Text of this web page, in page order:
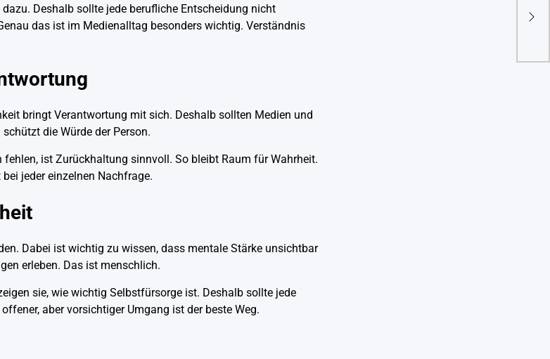
Deshalb sollte jede berufliche Entscheidung nicht
das ist im Medienalltag besonders wichtig. Verständnis
bringt Verantwortung mit sich. Deshalb sollten Medien und
die Würde der Person.
ist Zurückhaltung sinnvoll. So bleibt Raum für Wahrheit.
jeder einzelnen Nachfrage.
Dabei ist wichtig zu wissen, dass mentale Stärke unsichtbar
erleben. Das ist menschlich.
sie, wie wichtig Selbstfürsorge ist. Deshalb sollte jede
aber vorsichtiger Umgang ist der beste Weg.